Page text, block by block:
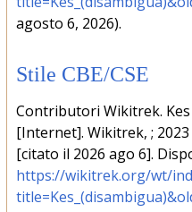
agosto 6, 2026).
Stile CBE/CSE
Contributori Wikitrek.
[Internet]. Wikitrek, ; 2023
[citato il 2026 ago 6].
https://wikitrek.org/wt/